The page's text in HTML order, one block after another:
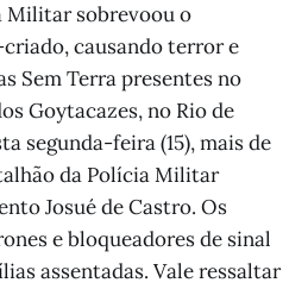
Militar sobrevoou o
causando terror e
Sem Terra presentes no
Goytacazes, no Rio de
segunda-feira (15), mais de
da Polícia Militar
Josué de Castro. Os
e bloqueadores de sinal
assentadas. Vale ressaltar